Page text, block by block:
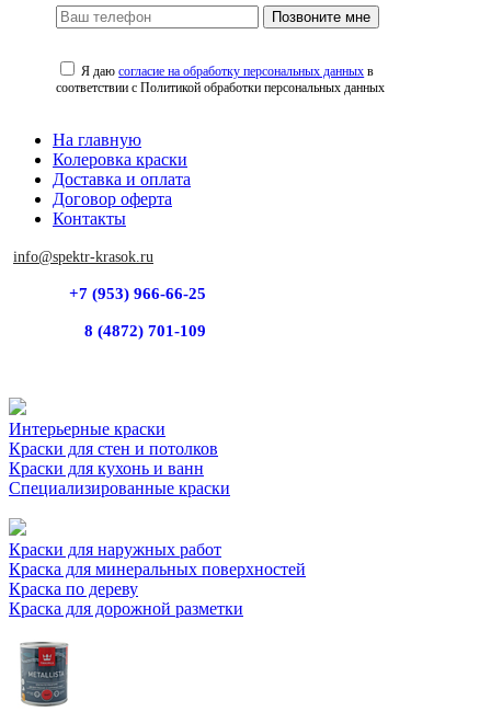
Позвоните мне
Я даюсогласие на обработку персональных данных в
соответствии с Политикой обработки персональных данных
На главную
Колеровка краски
Доставка и оплата
Договор оферта
Контакты
info@spektr-krasok.ru
+7 (953) 966-66-25
8 (4872) 701-109
Интерьерные краски
Краски для стен и потолков
Краски для кухонь и ванн
Специализированные краски
Краски для наружных работ
Краска для минеральных поверхностей
Краска по дереву
Краска для дорожной разметки